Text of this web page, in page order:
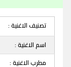
تصنيف الاغنية :
اسم الاغنية :
مطرب الاغنية :